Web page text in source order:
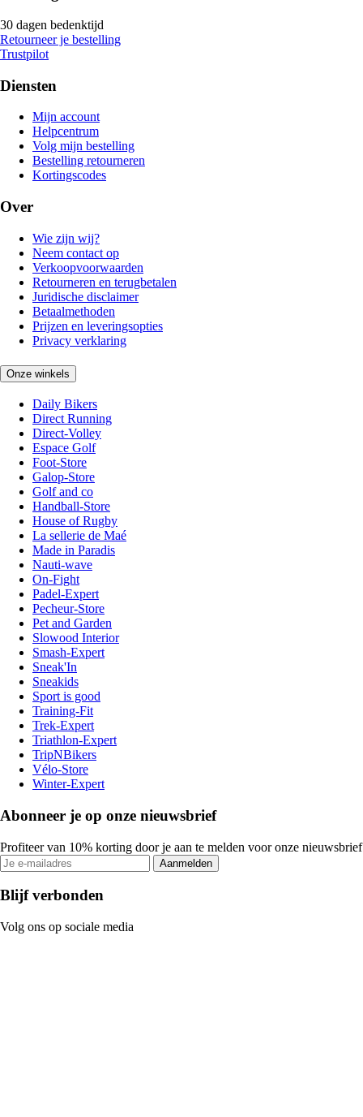
30 dagen bedenktijd
Retourneer je bestelling
Trustpilot
Diensten
Mijn account
Helpcentrum
Volg mijn bestelling
Bestelling retourneren
Kortingscodes
Over
Wie zijn wij?
Neem contact op
Verkoopvoorwaarden
Retourneren en terugbetalen
Juridische disclaimer
Betaalmethoden
Prijzen en leveringsopties
Privacy verklaring
Onze winkels
Daily Bikers
Direct Running
Direct-Volley
Espace Golf
Foot-Store
Galop-Store
Golf and co
Handball-Store
House of Rugby
La sellerie de Maé
Made in Paradis
Nauti-wave
On-Fight
Padel-Expert
Pecheur-Store
Pet and Garden
Slowood Interior
Smash-Expert
Sneak'In
Sneakids
Sport is good
Training-Fit
Trek-Expert
Triathlon-Expert
TripNBikers
Vélo-Store
Winter-Expert
Abonneer je op onze nieuwsbrief
Profiteer van 10% korting door je aan te melden voor onze nieuwsbrief
Aanmelden
Blijf verbonden
Volg ons op sociale media